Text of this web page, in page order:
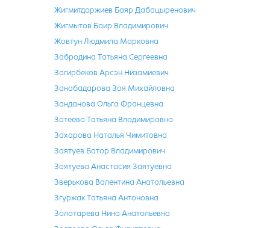
Жигмитдоржиев Баяр Дабацыренович
Жигмытов Баир Владимирович
Жовтун Людмила Марковна
Забродина Татьяна Сергеевна
Загирбеков Арсэн Низамиевич
Занабадарова Зоя Михайловна
Занданова Ольга Францевна
Затеева Татьяна Владимировна
Захарова Наталья Чимитовна
Заятуев Батор Владимирович
Заятуева Анастасия Заятуевна
Зверькова Валентина Анатольевна
Згуржак Татьяна Антоновна
Золотарева Нина Анатольевна